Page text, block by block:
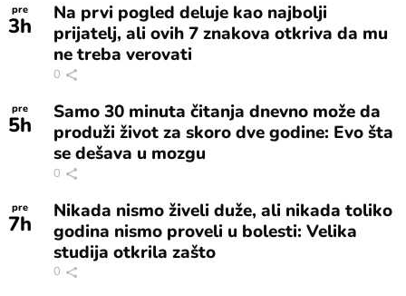
pre
3h
Na prvi pogled deluje kao najbolji
prijatelj, ali ovih 7 znakova otkriva da mu
ne treba verovati
0
pre
5h
Samo 30 minuta čitanja dnevno može da
produži život za skoro dve godine: Evo šta
se dešava u mozgu
0
pre
7h
Nikada nismo živeli duže, ali nikada toliko
godina nismo proveli u bolesti: Velika
studija otkrila zašto
0